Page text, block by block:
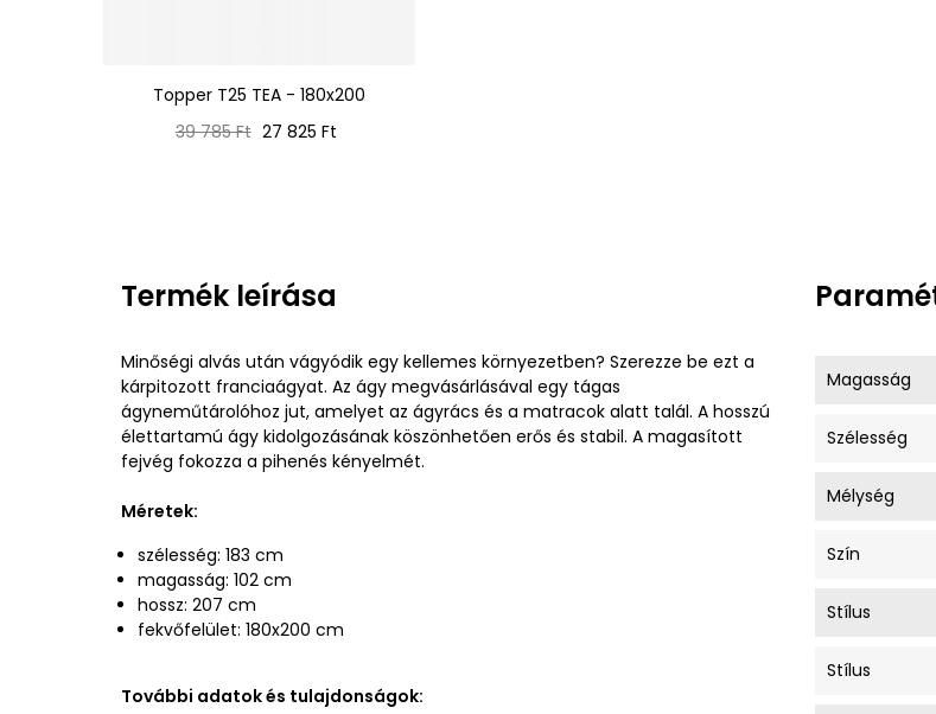
Topper T25 TEA - 180x200
Normál
39 785 Ft Ár
27 825 Ft
Termék leírása
Minőségi alvás után vágyódik egy kellemes környezetben? Szerezze be ezt a
kárpitozott franciaágyat. Az ágy megvásárlásával egy tágas
ágyneműtárolóhoz jut, amelyet az ágyrács és a matracok alatt talál. A hosszú
élettartamú ágy kidolgozásának köszönhetően erős és stabil. A magasított
fejvég fokozza a pihenés kényelmét.
Méretek:
szélesség: 183 cm
magasság: 102 cm
hossz: 207 cm
fekvőfelület: 180x200 cm
További adatok és tulajdonságok:
Magasság
Szélesség
Mélység
Szín
Stílus
Stílus